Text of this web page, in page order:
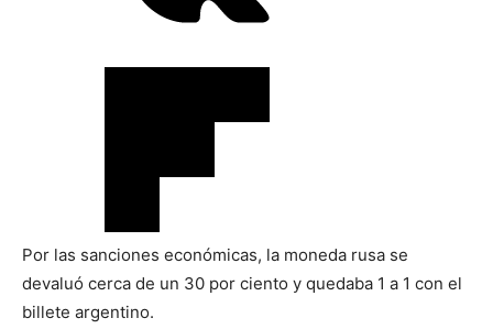
Por las sanciones económicas, la moneda rusa se
devaluó cerca de un 30 por ciento y quedaba 1 a 1 con el
billete argentino.